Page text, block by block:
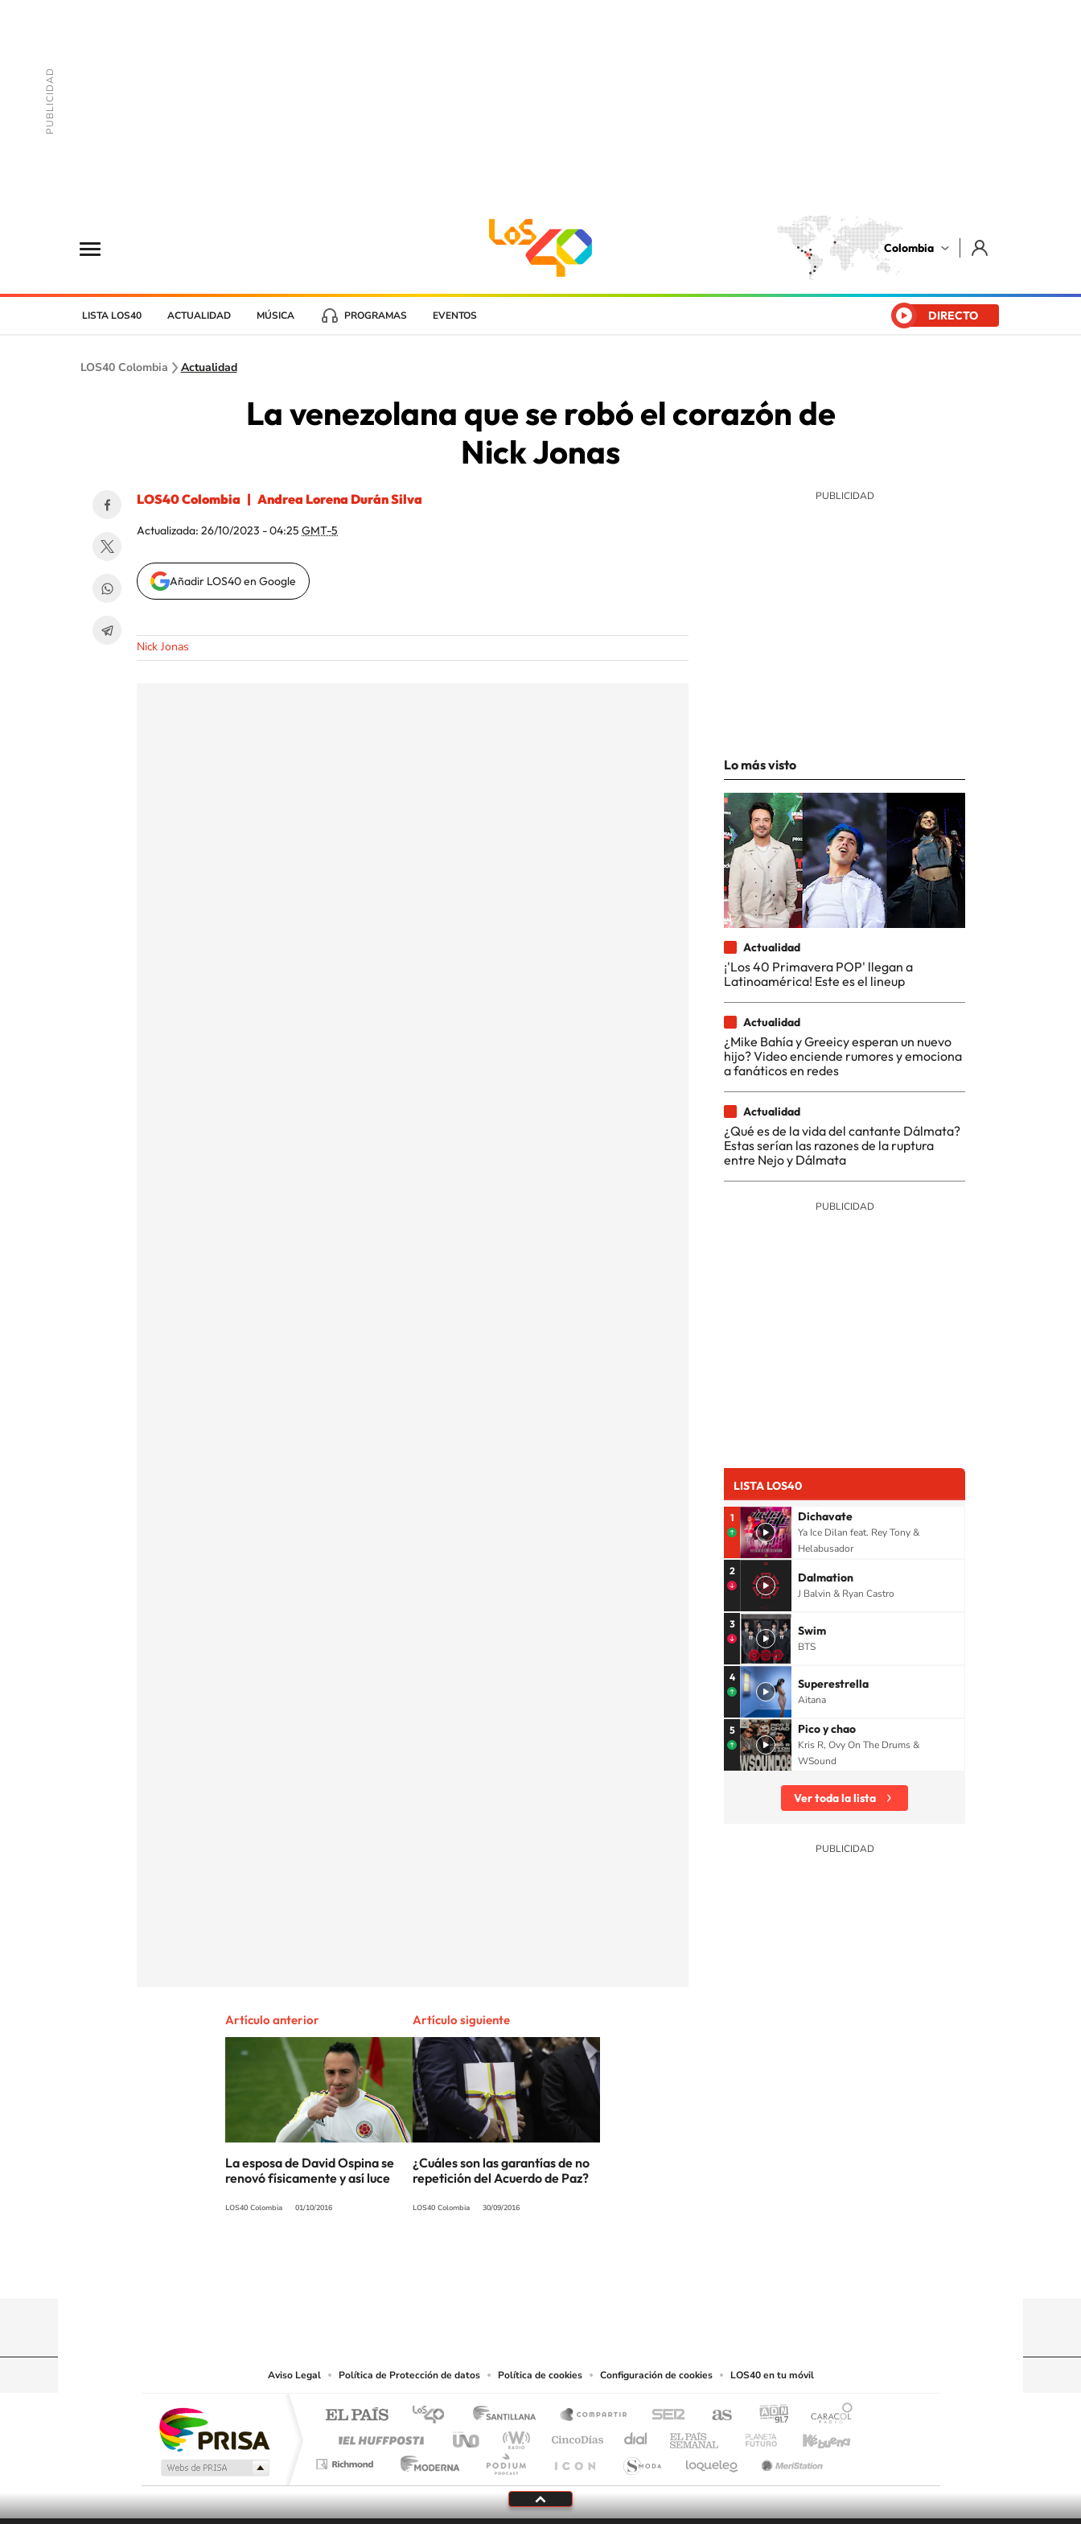
Colombia
LISTA LOS40 ACTUALIDAD MÚSICA PROGRAMAS EVENTOS DIRECTO
LOS40 Colombia Actualidad
La venezolana que se robó el corazón de
Nick Jonas
LOS40 Colombia Andrea Lorena Durán Silva
Actualizada: 26/10/2023 - 04:25 GMT-5
Añadir LOS40 en Google
Nick Jonas
Artículo anterior
La esposa de David Ospina se
renovó físicamente y así luce
LOS40 Colombia 01/10/2016
Artículo siguiente
¿Cuáles son las garantías de no
repetición del Acuerdo de Paz?
LOS40 Colombia 30/09/2016
Lo más visto
Actualidad
¡'Los 40 Primavera POP' llegan a
Latinoamérica! Este es el lineup
Actualidad
¿Mike Bahía y Greeicy esperan un nuevo
hijo? Video enciende rumores y emociona
a fanáticos en redes
Actualidad
¿Qué es de la vida del cantante Dálmata?
Estas serían las razones de la ruptura
entre Nejo y Dálmata
LISTA LOS40
1 Dichavate
Ya Ice Dilan feat. Rey Tony &
Helabusador
2 Dalmation
J Balvin & Ryan Castro
3 Swim
BTS
4 Superestrella
Aitana
5 Pico y chao
Kris R, Ovy On The Drums &
WSound
Ver toda la lista
Aviso Legal Política de Protección de datos Política de cookies Configuración de cookies LOS40 en tu móvil